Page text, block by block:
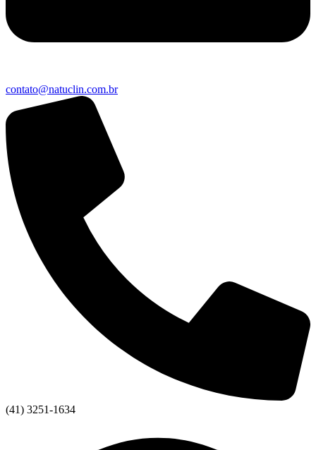
contato@natuclin.com.br
(41) 3251-1634